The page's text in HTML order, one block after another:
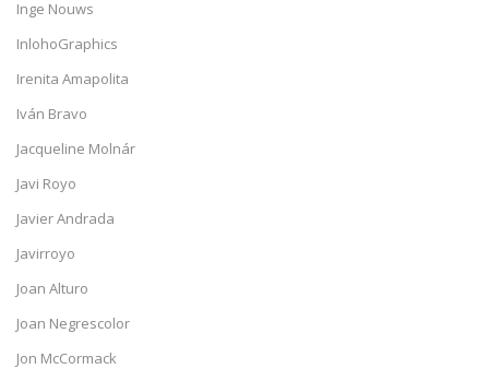
Inge Nouws
InlohoGraphics
Irenita Amapolita
Iván Bravo
Jacqueline Molnár
Javi Royo
Javier Andrada
Javirroyo
Joan Alturo
Joan Negrescolor
Jon McCormack